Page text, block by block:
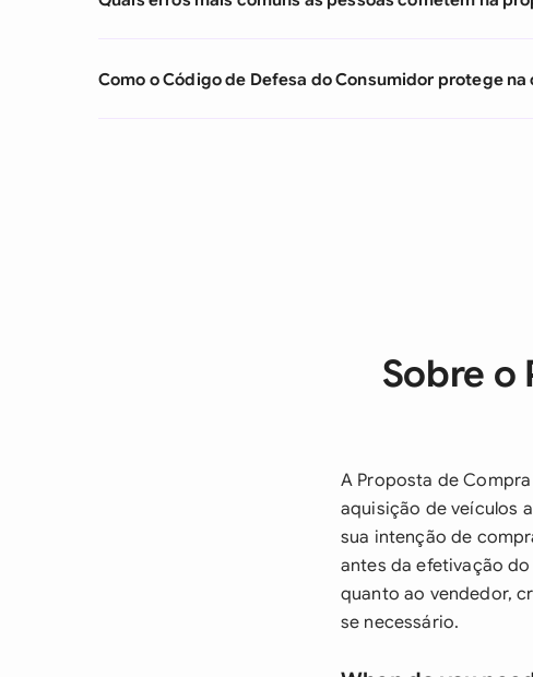
Como o Código de Defesa do Consumidor protege
Sobre o
A Proposta de
aquisição de veículos
sua intenção de
antes da efetivação
quanto ao vendedor,
se necessário.